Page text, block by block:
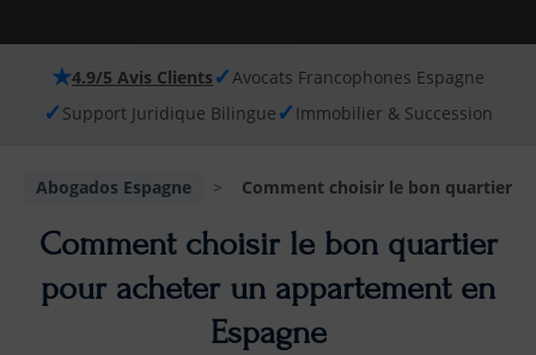
★4.9/5 Avis Clients ✓Avocats Francophones Espagne
✓ Support Juridique Bilingue ✓ Immobilier & Succession
Abogados Espagne > Comment choisir le bon quartier
Comment choisir le bon quartier
pour acheter un appartement en
Espagne